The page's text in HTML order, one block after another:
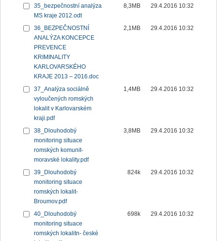
35_bezpečnostní analýza
MS kraje 2012.odt
8,3MB 29.4.2016 10:32
36_BEZPEČNOSTNÍ
ANALÝZA KONCEPCE
PREVENCE
KRIMINALITY
KARLOVARSKÉHO
KRAJE 2013 – 2016.doc
2,1MB 29.4.2016 10:32
37_Analýza sociálně
vyloučených romských
lokalit v Karlovarském
kraji.pdf
1,4MB 29.4.2016 10:32
38_Dlouhodobý
monitoring situace
romských komunit-
moravské lokality.pdf
3,8MB 29.4.2016 10:32
39_Dlouhodobý
monitoring situace
romských lokalit-
Broumov.pdf
824k 29.4.2016 10:32
40_Dlouhodobý
monitoring situace
romských lokalitn- české
698k 29.4.2016 10:32